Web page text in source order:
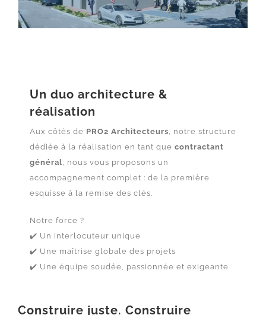
Un duo architecture &
réalisation
Aux côtés de PRO2 Architecteurs, notre structure
dédiée à la réalisation en tant que contractant
général, nous vous proposons un
accompagnement complet : de la première
esquisse à la remise des clés.
Notre force ?
✔️ Un interlocuteur unique
✔️ Une maîtrise globale des projets
✔️ Une équipe soudée, passionnée et exigeante
Construire juste. Construire